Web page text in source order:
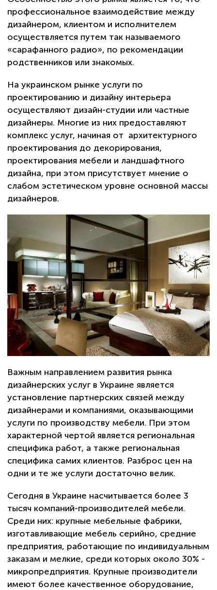
профессиональное взаимодействие между
дизайнером, клиентом и исполнителем
осуществляется путем так называемого
«сарафанного радио», по рекомендации
родственников или знакомых.
На украинском рынке услуги по
проектированию и дизайну интерьера
осуществляют дизайн-студии или частные
дизайнеры. Многие из них предоставляют
комплекс услуг, начиная от архитектурного
проектирования до декорирования,
проектирования мебели и ландшафтного
дизайна, при этом присутствует мнение о
слабом эстетическом уровне основной массы
дизайнеров.
Важным направлением развития рынка
дизайнерских услуг в Украине является
установление партнерских связей между
дизайнерами и компаниями, оказывающими
услуги по производству мебели. При этом
характерной чертой является региональная
специфика работ, а также региональная
специфика самих клиентов. Разброс цен на
одни и те же услуги достаточно велик.
Сегодня в Украине насчитывается более 3
тысяч компаний-производителей мебели.
Среди них: крупные мебельные фабрики,
изготавливающие мебель серийно, средние
предприятия, работающие по индивидуальным
заказам и мелкие, среди которых около 30% -
микропредприятия. Крупные производители
имеют более качественное оборудование,